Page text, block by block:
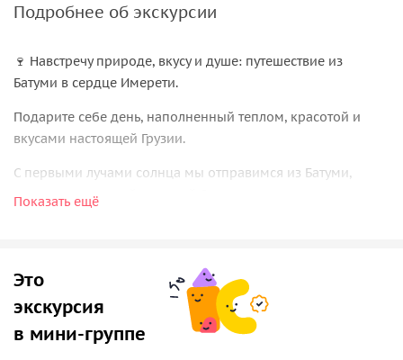
Подробнее об экскурсии
🍷 Навстречу природе, вкусу и душе: путешествие из
Батуми в сердце Имерети.
Подарите себе день, наполненный теплом, красотой и
вкусами настоящей Грузии.
С первыми лучами солнца мы отправимся из Батуми,
оставляя за спиной морской бриз и курортную суету.
домашней кухней, приготовленной с любовью.
🌀 Пещера Прометея
Это не просто природная достопримечательность — это
Показать ещё
Это
экскурсия
в мини-группе